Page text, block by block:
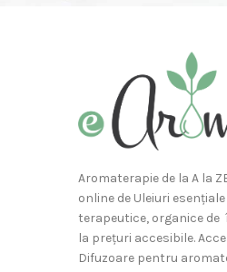
Aromaterapie de la A la
online de Uleiuri esențiale
terapeutice, organice
la prețuri accesibile.
Difuzoare pentru